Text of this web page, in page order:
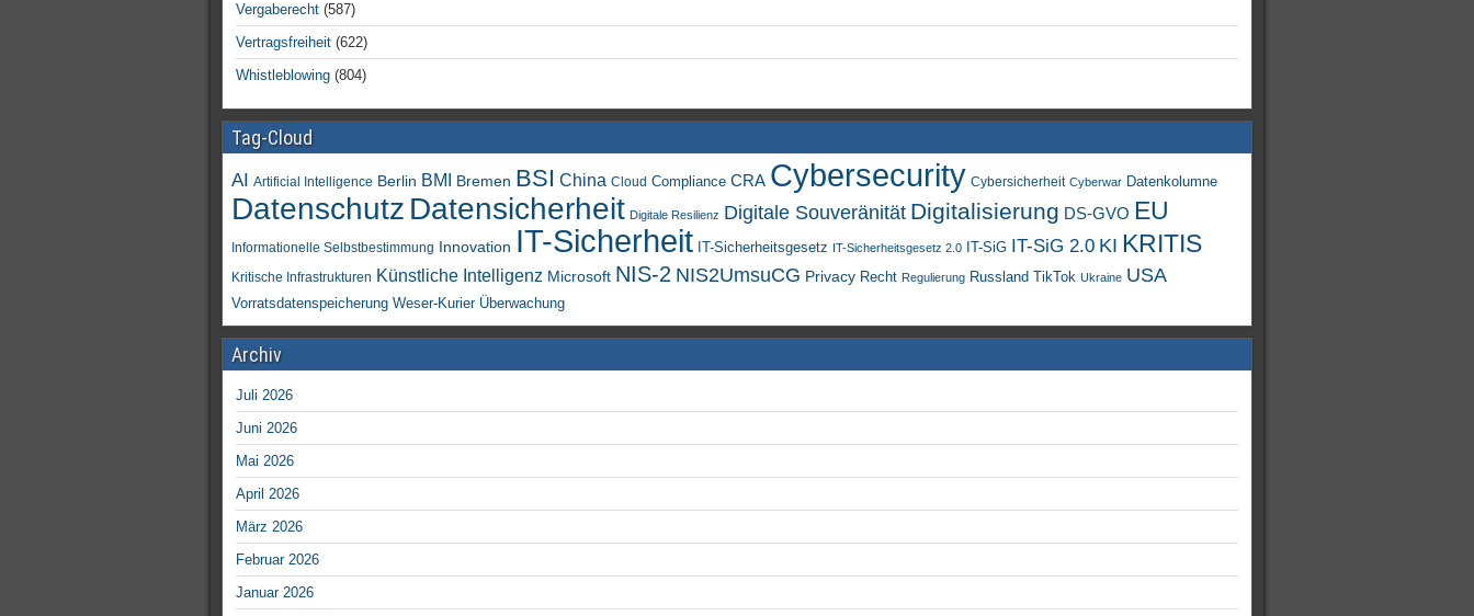
Vergaberecht (587)
Vertragsfreiheit (622)
Whistleblowing (804)
Tag-Cloud
AI Artificial Intelligence Berlin BMI Bremen BSI China Cloud Compliance CRA Cybersecurity Cybersicherheit Cyberwar Datenkolumne
Datenschutz Datensicherheit Digitale Resilienz Digitale Souveränität Digitalisierung DS-GVO EU
Informationelle Selbstbestimmung Innovation IT-Sicherheit IT-Sicherheitsgesetz IT-Sicherheitsgesetz 2.0 IT-SiG IT-SiG 2.0 KI KRITIS
Kritische Infrastrukturen Künstliche Intelligenz Microsoft NIS-2 NIS2UmsuCG Privacy Recht Regulierung Russland TikTok Ukraine USA
Vorratsdatenspeicherung Weser-Kurier Überwachung
Archiv
Juli 2026
Juni 2026
Mai 2026
April 2026
März 2026
Februar 2026
Januar 2026